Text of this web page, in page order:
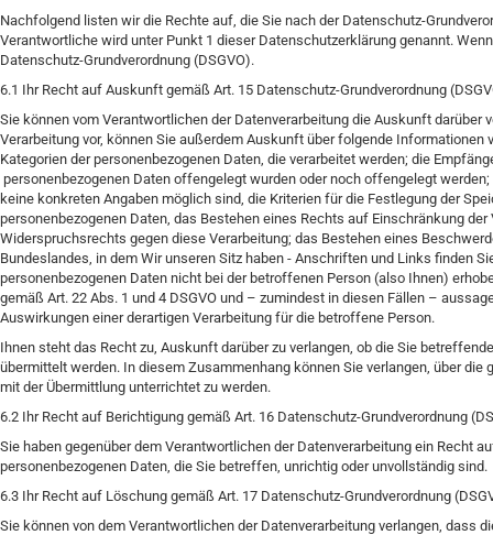
Nachfolgend listen wir die Rechte auf, die Sie nach der Datenschutz-
Verantwortliche wird unter Punkt 1 dieser Datenschutzerklärung genannt.
Datenschutz-Grundverordnung (DSGVO).
6.1 Ihr Recht auf Auskunft gemäß Art. 15 Datenschutz-Grundverordnung
Sie können vom Verantwortlichen der Datenverarbeitung die Auskunft
Verarbeitung vor, können Sie außerdem Auskunft über folgende
Kategorien der personenbezogenen Daten, die verarbeitet werden; die
personenbezogenen Daten offengelegt wurden oder noch offengelegt
keine konkreten Angaben möglich sind, die Kriterien für die Festlegung der
personenbezogenen Daten, das Bestehen eines Rechts auf Einschränkung
Widerspruchsrechts gegen diese Verarbeitung; das Bestehen eines
Bundeslandes, in dem Wir unseren Sitz haben - Anschriften und Links finden
personenbezogenen Daten nicht bei der betroffenen Person (also Ihnen)
gemäß Art. 22 Abs. 1 und 4 DSGVO und – zumindest in diesen Fällen –
Auswirkungen einer derartigen Verarbeitung für die betroffene Person.
Ihnen steht das Recht zu, Auskunft darüber zu verlangen, ob die Sie
übermittelt werden. In diesem Zusammenhang können Sie verlangen, über
mit der Übermittlung unterrichtet zu werden.
6.2 Ihr Recht auf Berichtigung gemäß Art. 16 Datenschutz-Grundverordnung
Sie haben gegenüber dem Verantwortlichen der Datenverarbeitung ein Recht
personenbezogenen Daten, die Sie betreffen, unrichtig oder unvollständig sind.
6.3 Ihr Recht auf Löschung gemäß Art. 17 Datenschutz-Grundverordnung
Sie können von dem Verantwortlichen der Datenverarbeitung verlangen, dass